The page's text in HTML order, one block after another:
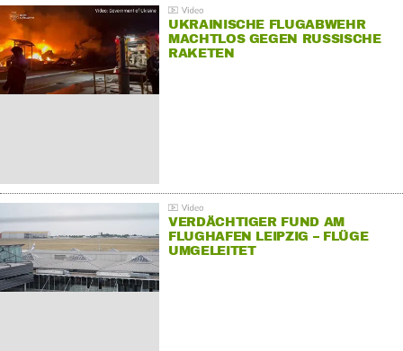
UKRAINISCHE FLUGABWEHR
MACHTLOS GEGEN RUSSISCHE
RAKETEN
VERDÄCHTIGER FUND AM
FLUGHAFEN LEIPZIG – FLÜGE
UMGELEITET